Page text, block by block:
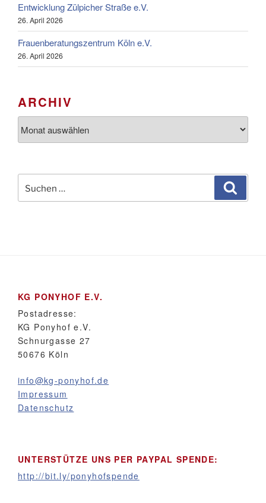
Entwicklung Zülpicher Straße e.V.
26. April 2026
Frauenberatungszentrum Köln e.V.
26. April 2026
ARCHIV
nach:
KG PONYHOF E.V.
Postadresse:
KG Ponyhof e.V.
Schnurgasse 27
50676 Köln
info@kg-ponyhof.de
Impressum
Datenschutz
UNTERSTÜTZE UNS PER PAYPAL SPENDE:
http://bit.ly/ponyhofspende